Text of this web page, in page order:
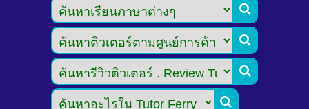



